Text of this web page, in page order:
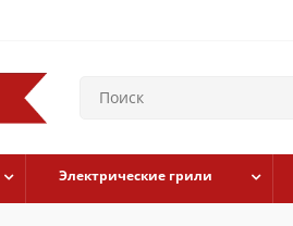
Электрические грили